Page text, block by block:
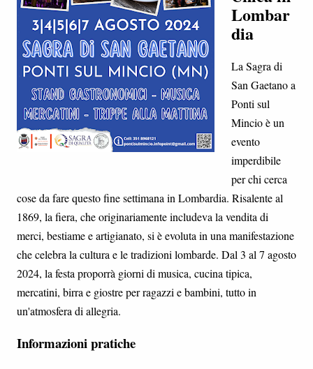
Lombar
dia
La Sagra di
San Gaetano a
Ponti sul
Mincio è un
evento
imperdibile
per chi cerca
cose da fare questo fine settimana in Lombardia. Risalente al
1869, la fiera, che originariamente includeva la vendita di
merci, bestiame e artigianato, si è evoluta in una manifestazione
che celebra la cultura e le tradizioni lombarde. Dal 3 al 7 agosto
2024, la festa proporrà giorni di musica, cucina tipica,
mercatini, birra e giostre per ragazzi e bambini, tutto in
un'atmosfera di allegria.
Informazioni pratiche